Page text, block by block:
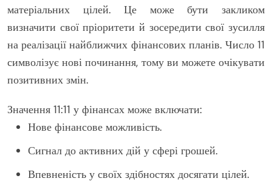
матеріальних цілей. Це може бути закликом
визначити свої пріоритети й зосередити свої зусилля
на реалізації найближчих фінансових планів. Число 11
символізує нові починання, тому ви можете очікувати
позитивних змін.
Значення 11:11 у фінансах може включати:
Нове фінансове можливість.
Сигнал до активних дій у сфері грошей.
Впевненість у своїх здібностях досягати цілей.